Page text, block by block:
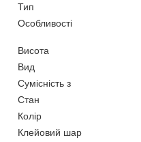
Тип
Особливості
Висота
Вид
Сумісність з
Стан
Колір
Клейовий шар